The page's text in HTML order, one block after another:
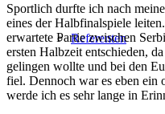
Referenten
Sportlich durfte ich nach
eines der Halbfinalspiele
erwartete Partie zwischen
ersten Halbzeit entschieden,
gelingen wollte und bei den
fiel. Dennoch war es eben ein
werde ich es sehr lange in